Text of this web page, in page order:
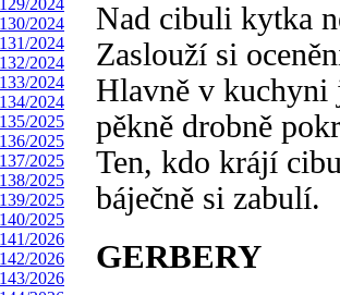
Nad cibuli kytka
Zaslouží si
Hlavně v kuchyni
pěkně drobně
Ten, kdo krájí
báječně si zabulí.
GERBERY